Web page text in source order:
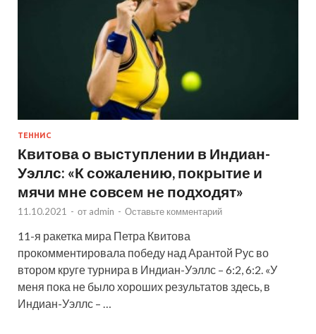
ТЕННИС
Квитова о выступлении в Индиан-
Уэллс: «К сожалению, покрытие и
мячи мне совсем не подходят»
11.10.2021 - от admin - Оставьте комментарий
11-я ракетка мира Петра Квитова
прокомментировала победу над Арантой Рус во
втором круге турнира в Индиан-Уэллс – 6:2, 6:2. «У
меня пока не было хороших результатов здесь, в
Индиан-Уэллс – …